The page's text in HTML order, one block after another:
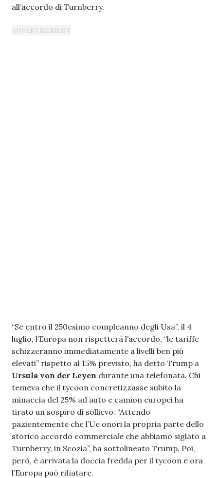
all’accordo di Turnberry.
“Se entro il 250esimo compleanno degli Usa”, il 4
luglio, l’Europa non rispetterà l’accordo, “le tariffe
schizzeranno immediatamente a livelli ben più
elevati” rispetto al 15% previsto, ha detto Trump a
Ursula von der Leyen durante una telefonata. Chi
temeva che il tycoon concretizzasse subito la
minaccia del 25% ad auto e camion europei ha
tirato un sospiro di sollievo. “Attendo
pazientemente che l’Ue onori la propria parte dello
storico accordo commerciale che abbiamo siglato a
Turnberry, in Scozia”, ha sottolineato Trump. Poi,
però, è arrivata la doccia fredda per il tycoon e ora
l’Europa può rifiatare.